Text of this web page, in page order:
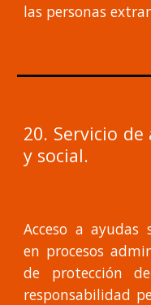
las personas
20. Servicio
y social.
Acceso a ayudas
en procesos
de protección
responsabilidad